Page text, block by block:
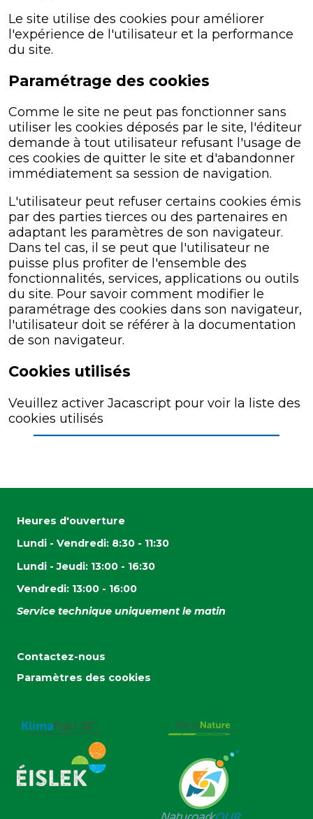
Le site utilise des cookies pour améliorer
l'expérience de l'utilisateur et la performance
du site.
Paramétrage des cookies
Comme le site ne peut pas fonctionner sans
utiliser les cookies déposés par le site, l'éditeur
demande à tout utilisateur refusant l'usage de
ces cookies de quitter le site et d'abandonner
immédiatement sa session de navigation.
L'utilisateur peut refuser certains cookies émis
par des parties tierces ou des partenaires en
adaptant les paramètres de son navigateur.
Dans tel cas, il se peut que l'utilisateur ne
puisse plus profiter de l'ensemble des
fonctionnalités, services, applications ou outils
du site. Pour savoir comment modifier le
paramétrage des cookies dans son navigateur,
l'utilisateur doit se référer à la documentation
de son navigateur.
Cookies utilisés
Veuillez activer Jacascript pour voir la liste des
cookies utilisés
Heures d'ouverture
Lundi - Vendredi: 8:30 - 11:30
Lundi - Jeudi: 13:00 - 16:30
Vendredi: 13:00 - 16:00
Service technique uniquement le matin
Contactez-nous
Paramètres des cookies